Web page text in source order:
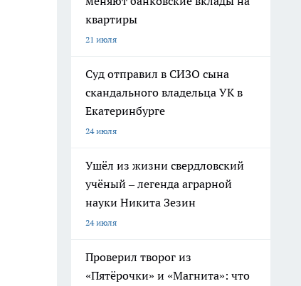
квартиры
21 июля
Суд отправил в СИЗО сына
скандального владельца УК в
Екатеринбурге
24 июля
Ушёл из жизни свердловский
учёный – легенда аграрной
науки Никита Зезин
24 июля
Проверил творог из
«Пятёрочки» и «Магнита»: что